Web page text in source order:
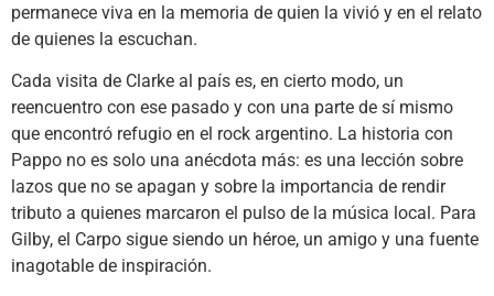
permanece viva en la memoria de quien la vivió y en el relato
de quienes la escuchan.
Cada visita de Clarke al país es, en cierto modo, un
reencuentro con ese pasado y con una parte de sí mismo
que encontró refugio en el rock argentino. La historia con
Pappo no es solo una anécdota más: es una lección sobre
lazos que no se apagan y sobre la importancia de rendir
tributo a quienes marcaron el pulso de la música local. Para
Gilby, el Carpo sigue siendo un héroe, un amigo y una fuente
inagotable de inspiración.